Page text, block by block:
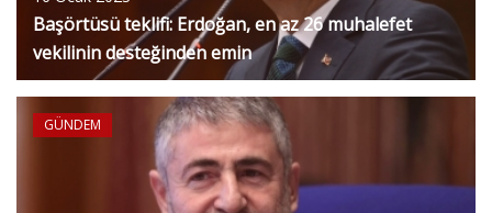
Başörtüsü teklifi: Erdoğan, en az 26 muhalefet
vekilinin desteğinden emin
GÜNDEM